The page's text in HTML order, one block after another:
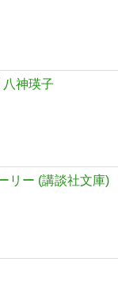
神瑛子
リー (講談社文庫)